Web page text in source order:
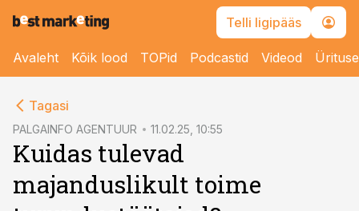
Telli ligipääs
Avaleht Kõik lood TOPid Podcastid Videod
Tagasi
PALGAINFO AGENTUUR 11.02.25, 10:55
Kuidas tulevad
majanduslikult toime